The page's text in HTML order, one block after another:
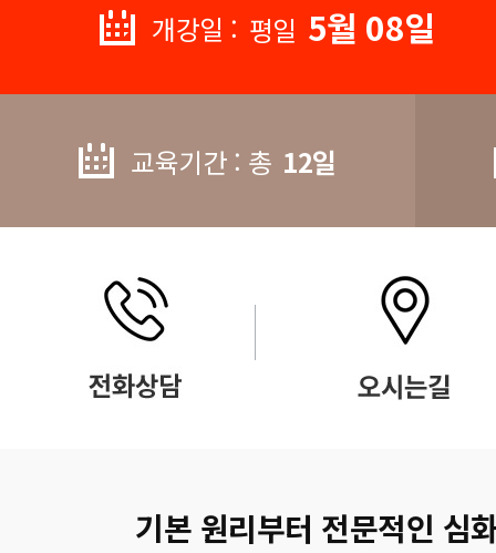
개강일 : 평일 5월 08일
교육기간 : 총 12일
기본 원리부터 전문적인 심